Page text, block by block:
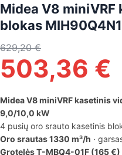
Midea V8
blokas
629,20€
503,36 €
Midea V8 miniVRF kasetinis
9,0/10,0 kW
4 pusių oro srauto kasetinis
Oro srautas 1330 m³/h ·
Grotelės T-MBQ4-01F (165 €)